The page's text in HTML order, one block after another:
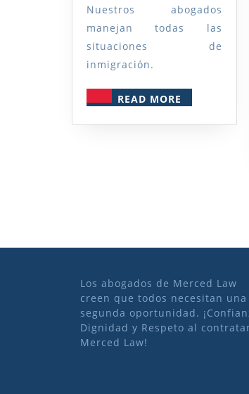
Nuestros abogados
manejan todas las
situaciones de
inmigración.
READ MORE
MORE
Los abogados de Merced Law
creen que todos necesitan una
segunda oportunidad.
Dignidad y Respeto al
Merced Law!